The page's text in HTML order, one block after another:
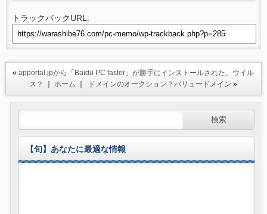
トラックバックURL:
«apportal.jpから「Baidu PC faster」が勝手にインストールされた。ウイル
ス？
｜ ホーム ｜ ドメインのオークション？バリュードメイン »
【旬】あなたに最適な情報